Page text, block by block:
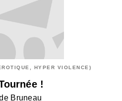
HYPER VIOLENCE)
!
Bruneau